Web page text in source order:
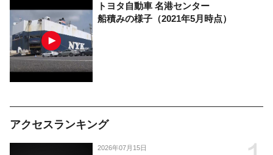
トヨタ自動車 名港センター
船積みの様子（2021年5月時点）
アクセスランキング
2026年07月15日